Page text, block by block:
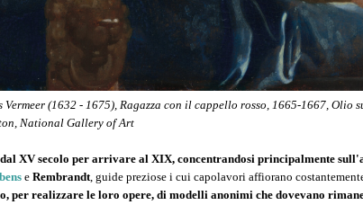
Vermeer (1632 - 1675), Ragazza con il cappello rosso, 1665-1667, Olio
National Gallery of Art
XV secolo per arrivare al XIX, concentrandosi principalmente
e Rembrandt, guide preziose i cui capolavori affiorano
per realizzare le loro opere, di modelli anonimi che dovevano